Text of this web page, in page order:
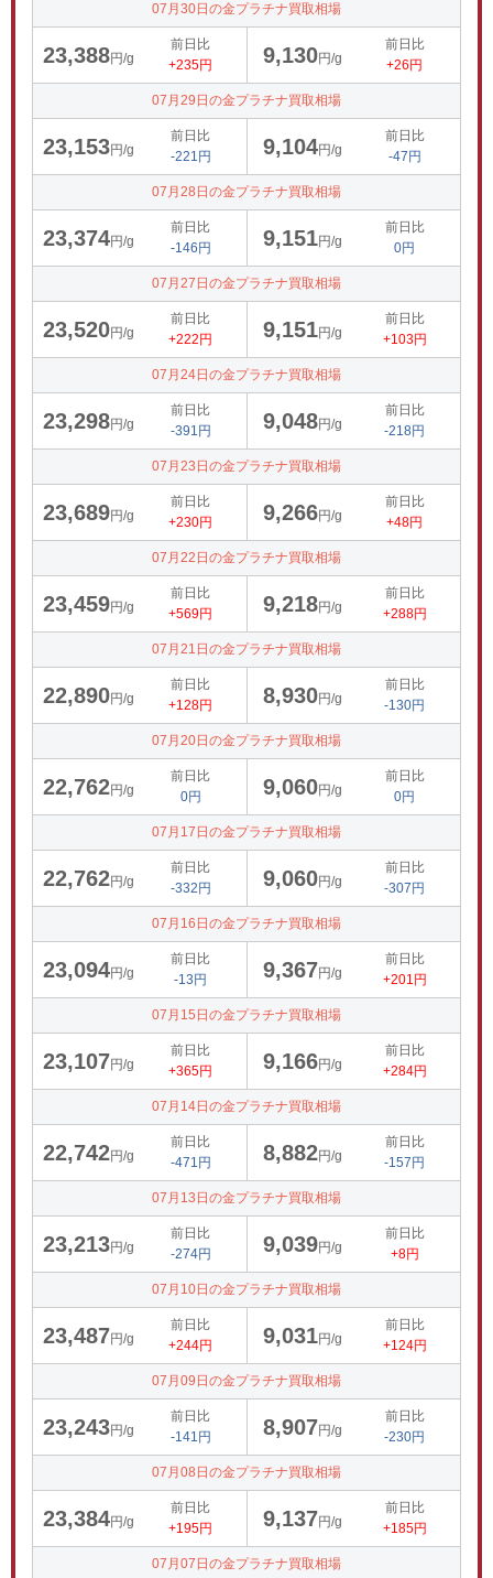
07月30日の金プラチナ買取相場
23,388円/g
前日比
+235円
9,130円/g
前日比
+26円
07月29日の金プラチナ買取相場
23,153円/g
前日比
-221円
9,104円/g
前日比
-47円
07月28日の金プラチナ買取相場
23,374円/g
前日比
-146円
9,151円/g
前日比
0円
07月27日の金プラチナ買取相場
23,520円/g
前日比
+222円
9,151円/g
前日比
+103円
07月24日の金プラチナ買取相場
23,298円/g
前日比
-391円
9,048円/g
前日比
-218円
07月23日の金プラチナ買取相場
23,689円/g
前日比
+230円
9,266円/g
前日比
+48円
07月22日の金プラチナ買取相場
23,459円/g
前日比
+569円
9,218円/g
前日比
+288円
07月21日の金プラチナ買取相場
22,890円/g
前日比
+128円
8,930円/g
前日比
-130円
07月20日の金プラチナ買取相場
22,762円/g
前日比
0円
9,060円/g
前日比
0円
07月17日の金プラチナ買取相場
22,762円/g
前日比
-332円
9,060円/g
前日比
-307円
07月16日の金プラチナ買取相場
23,094円/g
前日比
-13円
9,367円/g
前日比
+201円
07月15日の金プラチナ買取相場
23,107円/g
前日比
+365円
9,166円/g
前日比
+284円
07月14日の金プラチナ買取相場
22,742円/g
前日比
-471円
8,882円/g
前日比
-157円
07月13日の金プラチナ買取相場
23,213円/g
前日比
-274円
9,039円/g
前日比
+8円
07月10日の金プラチナ買取相場
23,487円/g
前日比
+244円
9,031円/g
前日比
+124円
07月09日の金プラチナ買取相場
23,243円/g
前日比
-141円
8,907円/g
前日比
-230円
07月08日の金プラチナ買取相場
23,384円/g
前日比
+195円
9,137円/g
前日比
+185円
07月07日の金プラチナ買取相場